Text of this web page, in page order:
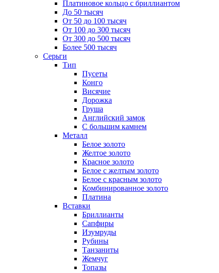
Платиновое кольцо с бриллиантом
До 50 тысяч
От 50 до 100 тысяч
От 100 до 300 тысяч
От 300 до 500 тысяч
Более 500 тысяч
Серьги
Тип
Пусеты
Конго
Висячие
Дорожка
Груша
Английский замок
С большим камнем
Металл
Белое золото
Желтое золото
Красное золото
Белое с желтым золото
Белое с красным золото
Комбинированное золото
Платина
Вставки
Бриллианты
Сапфиры
Изумруды
Рубины
Танзаниты
Жемчуг
Топазы